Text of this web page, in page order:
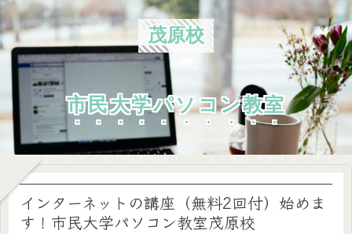
茂原校
市民大学パソコン教室
インターネットの講座（無料2回付）始めま
す！市民大学パソコン教室茂原校